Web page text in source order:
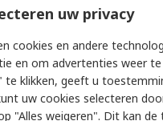
uw privacy
cookies en andere
en om advertenties weer
te klikken, geeft u
uw cookies selecteren
"Alles weigeren". Dit kan